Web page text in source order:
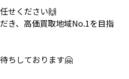
せください🙌
き、高価買取地域No.1を目指
ちしております🤗